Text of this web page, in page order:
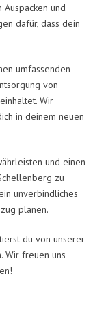
und
dafür, dass dein
umfassenden
von
Wir
in deinem neuen
und einen
zu
unverbindliches
planen.
du von unserer
Wir freuen uns